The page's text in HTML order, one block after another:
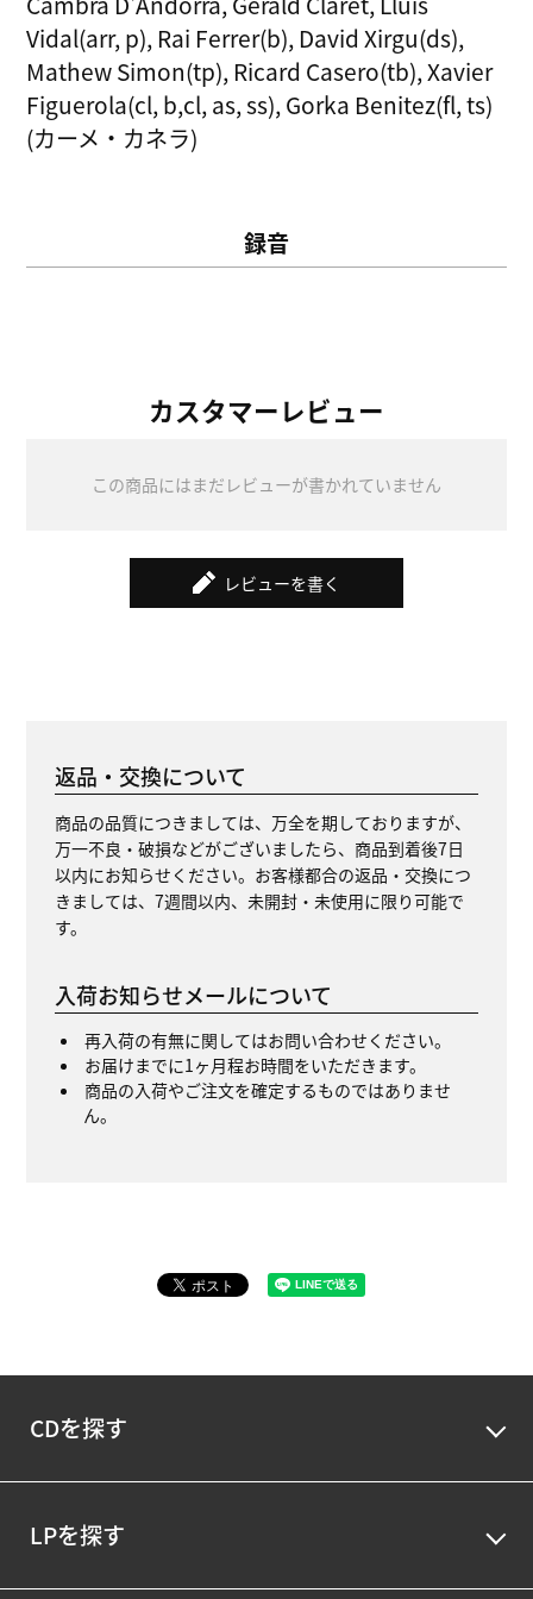
Vidal(arr, p), Rai Ferrer(b), David Xirgu(ds),
Mathew Simon(tp), Ricard Casero(tb), Xavier
Figuerola(cl, b,cl, as, ss), Gorka Benitez(fl, ts)
(カーメ・カネラ)
録音
カスタマーレビュー
この商品にはまだレビューが書かれていません
レビューを書く
返品・交換について
商品の品質につきましては、万全を期しておりますが、
万一不良・破損などがございましたら、商品到着後7日
以内にお知らせください。お客様都合の返品・交換につ
きましては、7週間以内、未開封・未使用に限り可能で
す。
入荷お知らせメールについて
再入荷の有無に関してはお問い合わせください。
お届けまでに1ヶ月程お時間をいただきます。
商品の入荷やご注文を確定するものではありませ
ん。
CDを探す
LPを探す